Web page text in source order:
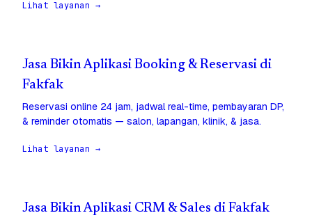
Lihat layanan →
Jasa Bikin Aplikasi Booking & Reservasi di
Fakfak
Reservasi online 24 jam, jadwal real-time, pembayaran DP,
& reminder otomatis — salon, lapangan, klinik, & jasa.
Lihat layanan →
Jasa Bikin Aplikasi CRM & Sales di Fakfak